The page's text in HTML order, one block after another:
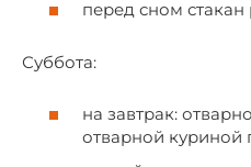
перед сном
Суббота:
на завтрак:
отварной куриной